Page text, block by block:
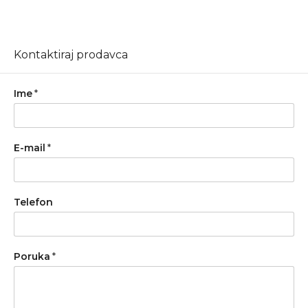
Kontaktiraj prodavca
Ime*
E-mail *
Telefon
Poruka *